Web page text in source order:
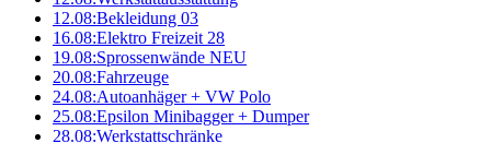
12.08:Bekleidung 03
16.08:Elektro Freizeit 28
19.08:Sprossenwände NEU
20.08:Fahrzeuge
24.08:Autoanhäger + VW Polo
25.08:Epsilon Minibagger + Dumper
28.08:Werkstattschränke